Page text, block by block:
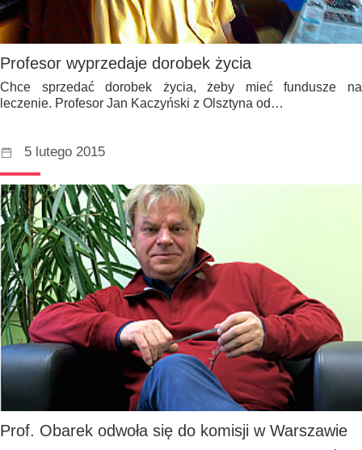
Profesor wyprzedaje dorobek życia
Chce sprzedać dorobek życia, żeby mieć fundusze na
leczenie. Profesor Jan Kaczyński z Olsztyna od…
5 lutego 2015
Prof. Obarek odwoła się do komisji w Warszawie